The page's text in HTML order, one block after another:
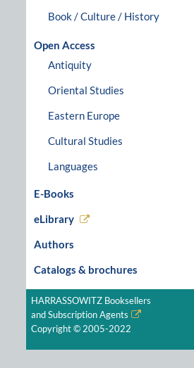
Book / Culture / History
Open Access
Antiquity
Oriental Studies
Eastern Europe
Cultural Studies
Languages
E-Books
eLibrary
Authors
Catalogs & brochures
HARRASSOWITZ Booksellers
and Subscription Agents
Copyright © 2005-2022